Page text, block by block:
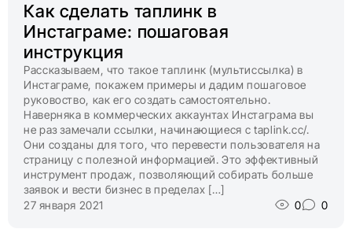
Как сделать таплинк в
Инстаграме: пошаговая
инструкция
Рассказываем, что такое таплинк (мультиссылка) в
Инстаграме, покажем примеры и дадим пошаговое
руковоство, как его создать самостоятельно.
Наверняка в коммерческих аккаунтах Инстаграма вы
не раз замечали ссылки, начинающиеся с taplink.cc/.
Они созданы для того, что перевести пользователя на
страницу с полезной информацией. Это эффективный
инструмент продаж, позволяющий собирать больше
заявок и вести бизнес в пределах […]
27 января 2021
0 0